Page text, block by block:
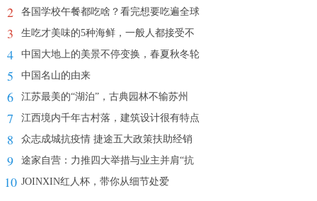
2 各国学校午餐都吃啥？看完想要吃遍全球
3 生吃才美味的5种海鲜，一般人都接受不
4 中国大地上的美景不停变换，春夏秋冬轮
5 中国名山的由来
6 江苏最美的“湖泊”，古典园林不输苏州
7 江西境内千年古村落，建筑设计很有特点
8 众志成城抗疫情 捷途五大政策扶助经销
9 途家自营：力推四大举措与业主并肩“抗
10 JOINXIN红人杯，带你从细节处爱